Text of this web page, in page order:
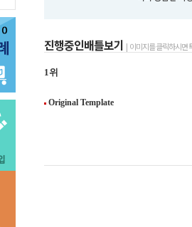
진행중인배틀보기 | 이미지를 클릭하시면
1위
Original Template